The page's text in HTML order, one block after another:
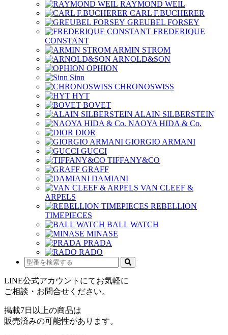
RAYMOND WEIL
CARL F.BUCHERER
GREUBEL FORSEY
FREDERIQUE
CONSTANT
ARMIN STROM
ARNOLD&SON
OPHION
Sinn
CHRONOSWISS
HYT
BOVET
ALAIN SILBERSTEIN
NAOYA HIDA & Co.
DIOR
GIORGIO ARMANI
GUCCI
TIFFANY&CO
GRAFF
DAMIANI
VAN CLEEF &
ARPELS
REBELLION
TIMEPIECES
BALL WATCH
MINASE
PRADA
RADO
LINE公式アカウントにてお気軽に
ご相談・お問合せください。
掲載7日以上の商品は
販売済みの可能性があります。